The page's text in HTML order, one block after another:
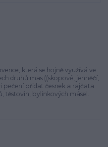
která se hojně využívá ve
druhů mas ((skopové, jehněčí,
pečení přidat česnek a rajčata
těstovin, bylinkových másel.